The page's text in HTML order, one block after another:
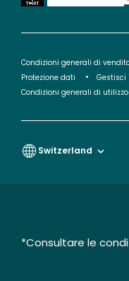
Condizioni generali di
Protezione dati
Gestisci
Condizioni generali di utilizzo
Switzerland
*Consultare le